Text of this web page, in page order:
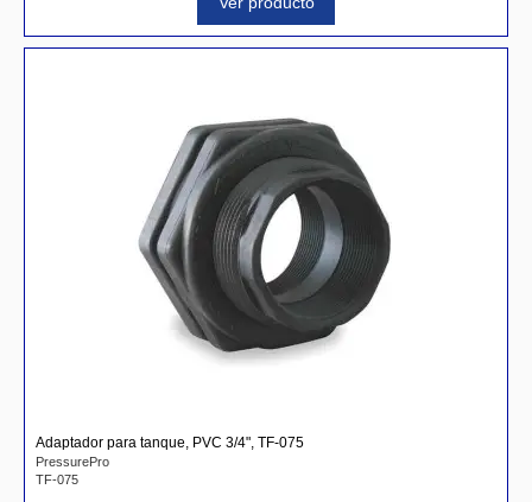
Adaptador para tanque, PVC 3/4", TF-075
PressurePro
TF-075